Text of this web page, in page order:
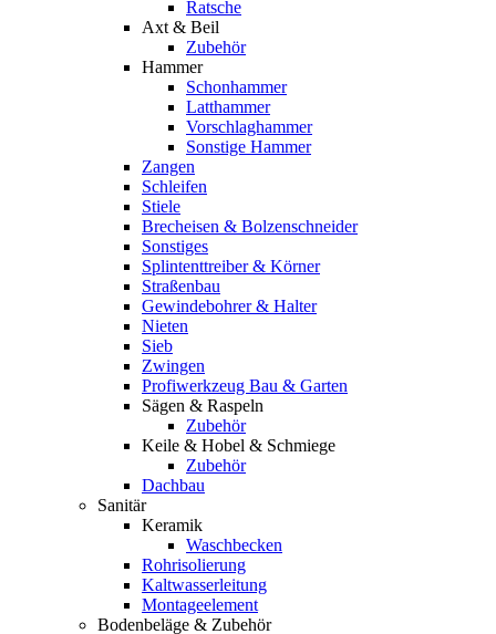
Ratsche
Axt & Beil
Zubehör
Hammer
Schonhammer
Latthammer
Vorschlaghammer
Sonstige Hammer
Zangen
Schleifen
Stiele
Brecheisen & Bolzenschneider
Sonstiges
Splintenttreiber & Körner
Straßenbau
Gewindebohrer & Halter
Nieten
Sieb
Zwingen
Profiwerkzeug Bau & Garten
Sägen & Raspeln
Zubehör
Keile & Hobel & Schmiege
Zubehör
Dachbau
Sanitär
Keramik
Waschbecken
Rohrisolierung
Kaltwasserleitung
Montageelement
Bodenbeläge & Zubehör